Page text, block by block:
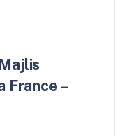
France –